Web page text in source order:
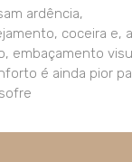
ardência,
coceira e,
embaçamento
é ainda pior